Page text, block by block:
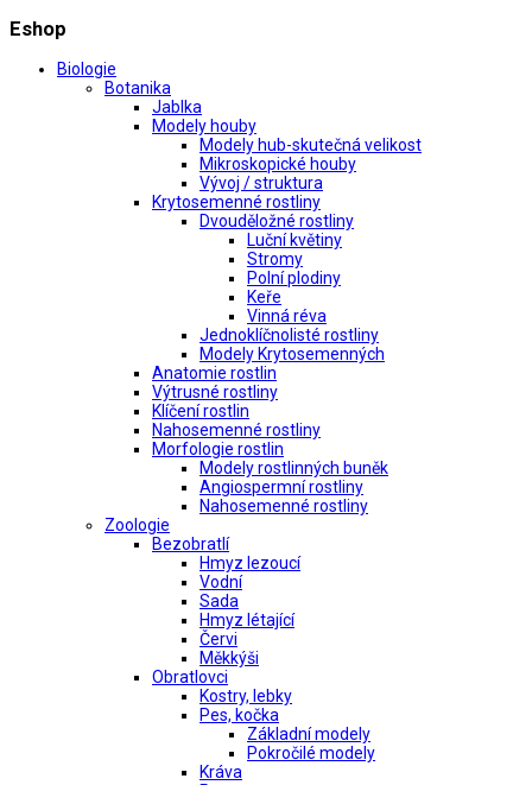
Eshop
Biologie
Botanika
Jablka
Modely houby
Modely hub-skutečná velikost
Mikroskopické houby
Vývoj / struktura
Krytosemenné rostliny
Dvouděložné rostliny
Luční květiny
Stromy
Polní plodiny
Keře
Vinná réva
Jednoklíčnolisté rostliny
Modely Krytosemenných
Anatomie rostlin
Výtrusné rostliny
Klíčení rostlin
Nahosemenné rostliny
Morfologie rostlin
Modely rostlinných buněk
Angiospermní rostliny
Nahosemenné rostliny
Zoologie
Bezobratlí
Hmyz lezoucí
Vodní
Sada
Hmyz létající
Červi
Měkkýši
Obratlovci
Kostry, lebky
Pes, kočka
Základní modely
Pokročilé modely
Kráva